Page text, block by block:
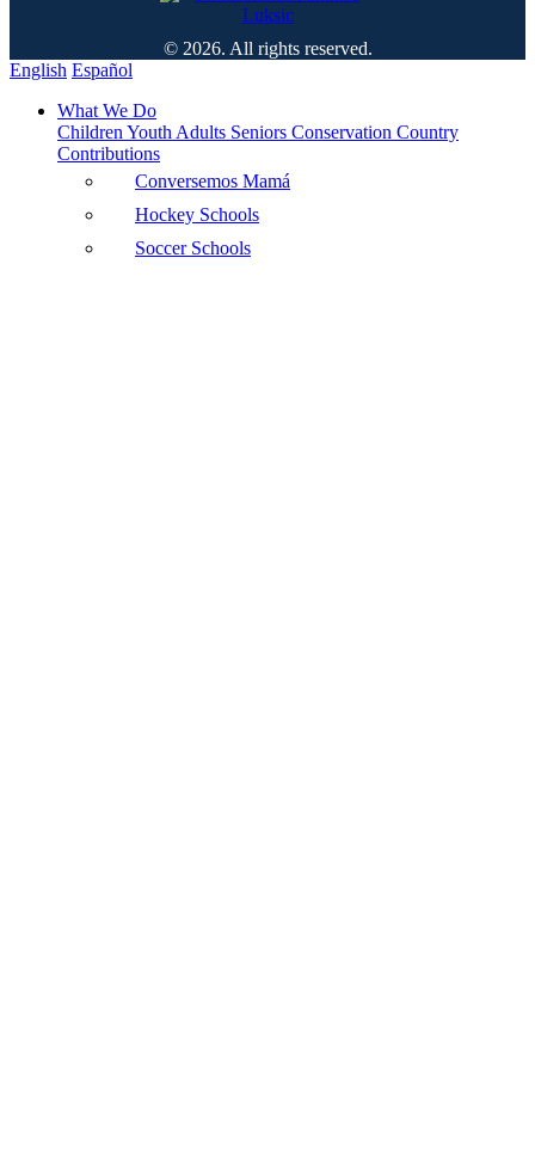
© 2026. All rights reserved.
English Español
What We Do
Children Youth Adults Seniors Conservation Country
Contributions
Conversemos Mamá
Hockey Schools
Soccer Schools